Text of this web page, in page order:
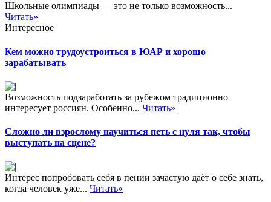
Школьные олимпиады — это не только возможность...
Читать»
Интересное
Кем можно трудоустроиться в ЮАР и хорошо
зарабатывать
Возможность подзаработать за рубежом традиционно
интересует россиян. Особенно... Читать»
Сложно ли взрослому научиться петь с нуля так, чтобы
выступать на сцене?
Интерес попробовать себя в пении зачастую даёт о себе знать,
когда человек уже... Читать»